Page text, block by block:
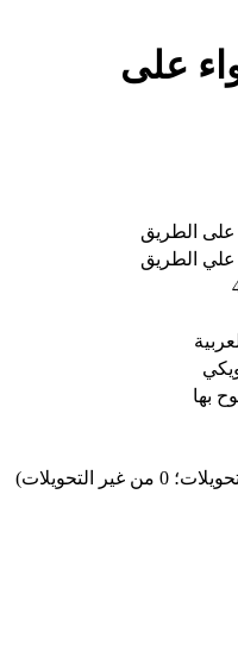
على
على الطريق
علي الطريق
بها